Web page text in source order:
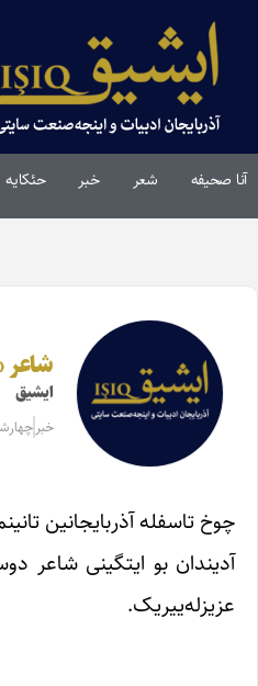
آنا صحیفه شعر خبر حئکایه
شاعر
ایشیق
خبر چهارشنبه
چوخ تاسفله آذربایجانین
آدیندان بو ایتگینی شاعر
عزیزله‌ییریک.